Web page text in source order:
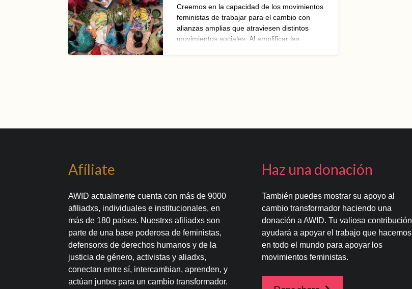
Creemos en la capacidad de los movimientos
feministas de trabajar para el cambio con
alianzas amplias que atraviesen distintos
movimientos sociales. Al amplificar las
Afíliate
AWID actualmente cuenta con más de 9000
afiliadxs, individuales e institucionales, en
más de 180 países. Nuestrxs afiliadxs son
parte de una base poderosa de feministas,
defensorxs de derechos humanos y de la
justicia de género, activistas y aliadxs,
conectan entre sí, intercambian, aprenden, y
actúan juntxs para un cambio transformador.
Haz una donación
También puedes mostrar su apoyo al
cambio transformador haciendo una
donación a AWID. Tu valiosa contribución
ayudará a apoyar el trabajo que hacemos
en todo el mundo para apoyar los
movimientos feministas.